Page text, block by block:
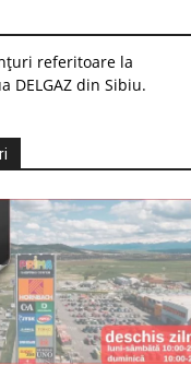
referitoare la
DELGAZ din Sibiu.